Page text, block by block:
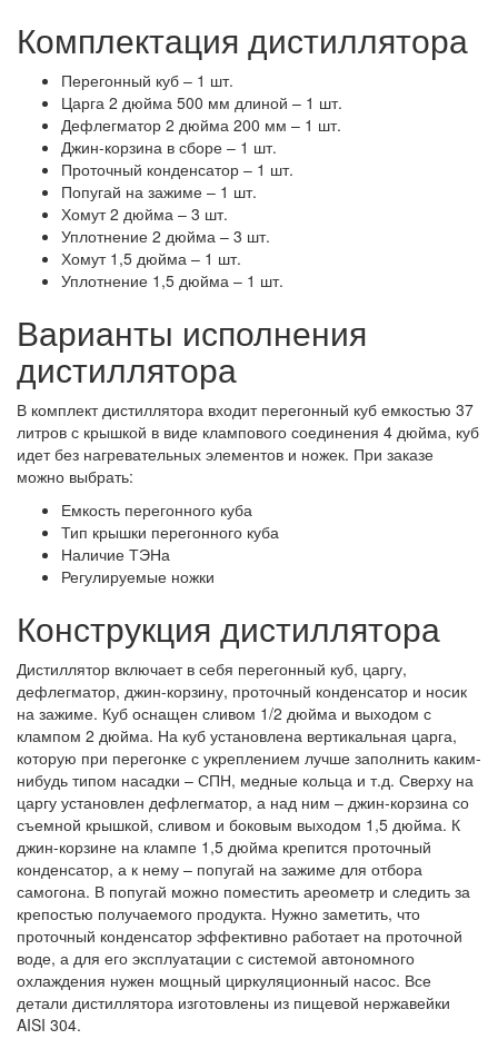
Комплектация дистиллятора
Перегонный куб – 1 шт.
Царга 2 дюйма 500 мм длиной – 1 шт.
Дефлегматор 2 дюйма 200 мм – 1 шт.
Джин-корзина в сборе – 1 шт.
Проточный конденсатор – 1 шт.
Попугай на зажиме – 1 шт.
Хомут 2 дюйма – 3 шт.
Уплотнение 2 дюйма – 3 шт.
Хомут 1,5 дюйма – 1 шт.
Уплотнение 1,5 дюйма – 1 шт.
Варианты исполнения
дистиллятора
В комплект дистиллятора входит перегонный куб емкостью 37
литров с крышкой в виде клампового соединения 4 дюйма, куб
идет без нагревательных элементов и ножек. При заказе
можно выбрать:
Емкость перегонного куба
Тип крышки перегонного куба
Наличие ТЭНа
Регулируемые ножки
Конструкция дистиллятора
Дистиллятор включает в себя перегонный куб, царгу,
дефлегматор, джин-корзину, проточный конденсатор и носик
на зажиме. Куб оснащен сливом 1/2 дюйма и выходом с
клампом 2 дюйма. На куб установлена вертикальная царга,
которую при перегонке с укреплением лучше заполнить каким-
нибудь типом насадки – СПН, медные кольца и т.д. Сверху на
царгу установлен дефлегматор, а над ним – джин-корзина со
съемной крышкой, сливом и боковым выходом 1,5 дюйма. К
джин-корзине на клампе 1,5 дюйма крепится проточный
конденсатор, а к нему – попугай на зажиме для отбора
самогона. В попугай можно поместить ареометр и следить за
крепостью получаемого продукта. Нужно заметить, что
проточный конденсатор эффективно работает на проточной
воде, а для его эксплуатации с системой автономного
охлаждения нужен мощный циркуляционный насос. Все
детали дистиллятора изготовлены из пищевой нержавейки
AISI 304.